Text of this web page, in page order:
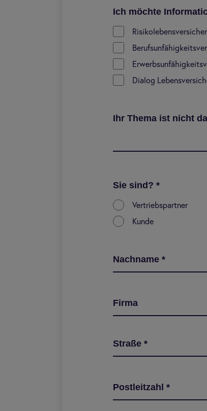
Ich möchte
Dialog
Ihr Thema ist nicht
Sie sind? *
Vertriebspartner
Kunde
Nachname *
Firma
Straße *
Postleitzahl *